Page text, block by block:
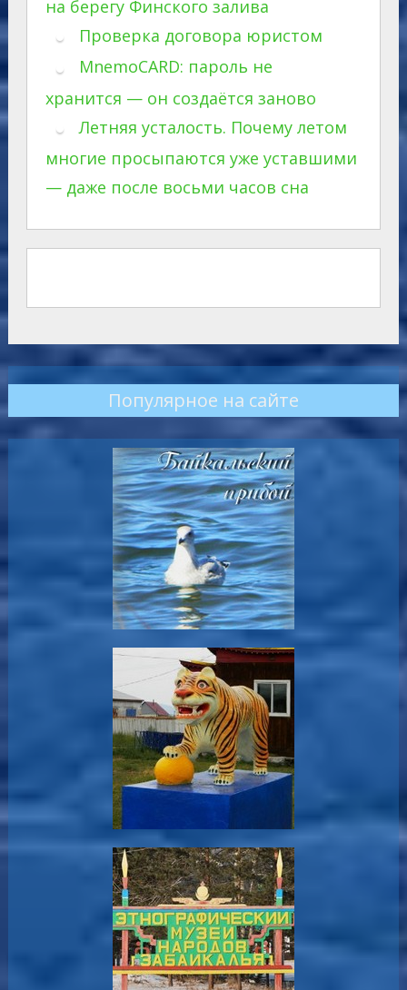
на берегу Финского залива
Проверка договора юристом
MnemoCARD: пароль не
хранится — он создаётся заново
Летняя усталость. Почему летом
многие просыпаются уже уставшими
— даже после восьми часов сна
Популярное на сайте